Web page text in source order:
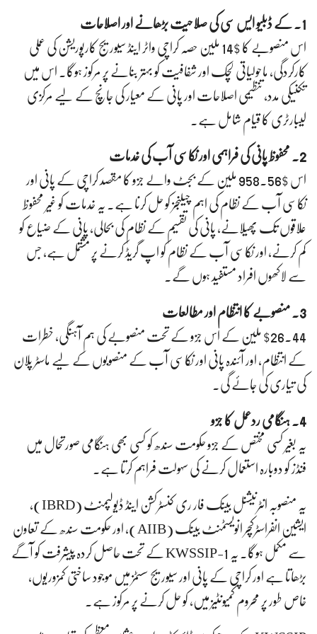
1. کے ڈبلیو ایس سی کی صلاحیت بڑھانے اور اصلاحات
اس منصوبے کا $14 ملین حصہ کراچی واٹر اینڈ سیوریج کارپوریشن کی عملی
کارکردگی، ماحولیاتی لچک اور شفافیت کو بہتر بنانے پر مرکوز ہوگا۔ اس میں
تکنیکی مدد، تنظیمی اصلاحات اور پانی کے معیار کی جانچ کے لیے مرکزی
لیبارٹری کا قیام شامل ہے۔
2. محفوظ پانی کی فراہمی اور نکاسی آب کی خدمات
اس $958.56 ملین کے بجٹ والے جزو کا مقصد کراچی کے پانی اور
نکاسی آب کے نظام کی اہم چیلنجز کو حل کرنا ہے۔ یہ خدمات کو غیر محفوظ
علاقوں تک پھیلانے، پانی کی تقسیم کے نظام کی بحالی، پانی کے ضیاع کو
کم کرنے، اور نکاسی آب کے نظام کو اپ گریڈ کرنے پر مشتمل ہے، جس
سے لاکھوں افراد مستفید ہوں گے۔
3. منصوبے کا انتظام اور مطالعات
$26.44 ملین کے اس جزو کے تحت منصوبے کی ہم آہنگی، خطرات
کے انتظام، اور آئندہ پانی اور نکاسی آب کے منصوبوں کے لیے ماسٹر پلان
کی تیاری کی جائے گی۔
4. ہنگامی ردعمل کا جزو
یہ بغیر کسی مختص کے جزو حکومت سندھ کو کسی بھی ہنگامی صورتحال میں
فنڈز کو دوبارہ استعمال کرنے کی سہولت فراہم کرتا ہے۔
یہ منصوبہ انٹرنیشنل بینک فار ری کنسٹرکشن اینڈ ڈیولپمنٹ (IBRD)،
ایشین انفراسٹرکچر انویسٹمنٹ بینک (AIIB)، اور حکومت سندھ کے تعاون
سے مکمل ہوگا۔ یہ KWSSIP-1 کے تحت حاصل کردہ پیشرفت کو آگے
بڑھاتا ہے اور کراچی کے پانی اور سیوریج سسٹمز میں موجود ساختی کمزوریوں،
خاص طور پر محروم کمیونٹیز میں، کو حل کرنے پر مرکوز ہے۔